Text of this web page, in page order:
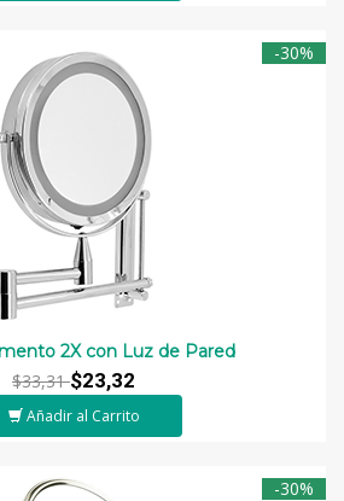
-30%
2X con Luz de Pared
$33,31$23,32
Añadir al Carrito
-30%